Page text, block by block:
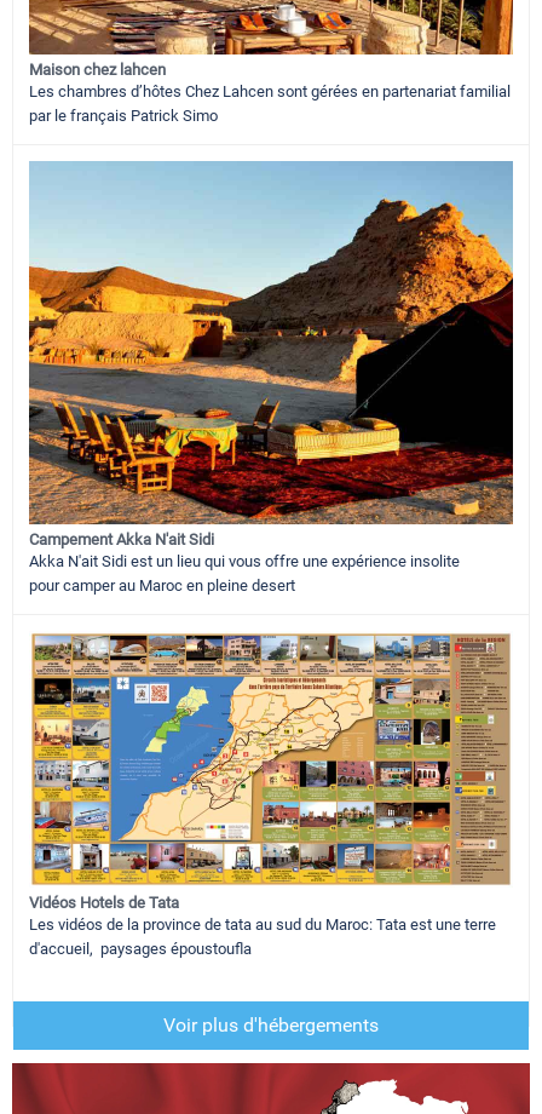
Maison chez lahcen
Les chambres d’hôtes Chez Lahcen sont gérées en partenariat familial
par le français Patrick Simo
Campement Akka N'ait Sidi
Akka N'ait Sidi est un lieu qui vous offre une expérience insolite
pour camper au Maroc en pleine desert
Vidéos Hotels de Tata
Les vidéos de la province de tata au sud du Maroc: Tata est une terre
d'accueil, paysages époustoufla
Voir plus d'hébergements